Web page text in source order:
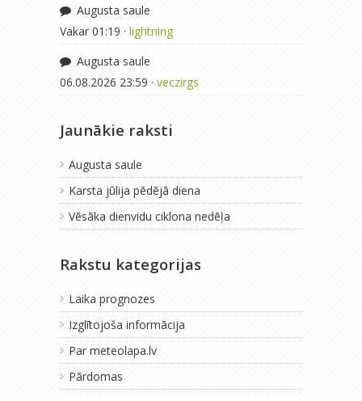
Augusta saule
Vakar 01:19 · lightning
Augusta saule
06.08.2026 23:59 · veczirgs
Jaunākie raksti
Augusta saule
Karsta jūlija pēdējā diena
Vēsāka dienvidu ciklona nedēļa
Rakstu kategorijas
Laika prognozes
Izglītojoša informācija
Par meteolapa.lv
Pārdomas